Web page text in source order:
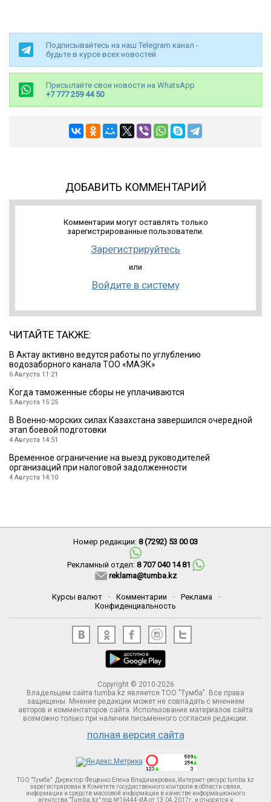
Подписывайтесь на наш Telegram канал -
будьте в курсе всех новостей
Присылайте свои новости на WhatsApp
+7 777 259 44 50
ДОБАВИТЬ КОММЕНТАРИЙ
Комментарии могут оставлять только
зарегистрированные пользователи.
Зарегистрируйтесь
или
Войдите в систему
ЧИТАЙТЕ ТАКЖЕ:
В Актау активно ведутся работы по углублению
водозаборного канала ТОО «МАЭК»
6 Августа 11:21
Когда таможенные сборы не уплачиваются
5 Августа 15:25
В Военно-морских силах Казахстана завершился очередной
этап боевой подготовки
4 Августа 14:51
Временное ограничение на выезд руководителей
организаций при налоговой задолженности
4 Августа 14:10
Номер редакции: 8 (7292) 53 00 03
Рекламный отдел: 8 707 040 14 81
reklama@tumba.kz
Курсы валют · Комментарии · Реклама
·
Конфиденциальность
Copyright © 2010-2026
Владельцем сайта tumba.kz является ТОО "Тумба". Все права
защищены. Мнение редакции может не совпадать с мнением
авторов и комментаторов сайта. Использование материалов сайта
возможно только при наличии письменного согласия редакции.
полная версия сайта
ТОО "Тумба". Директор: Фещенко Елена Владимировна, Интернет-ресурс tumba.kz
зарегистрирован в Комитете госудаственного контроля в области связи,
информации и средств массовой информации в качестве информационного
агентства "Tumba.kz" под №16444-ИА от 13.04.2017г. и относятся к